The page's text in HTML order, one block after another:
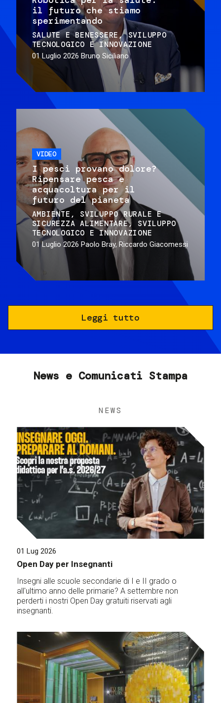
il futuro che stiamo
sperimentando
SALUTE E BENESSERE
SVILUPPO
TECNOLOGICO E INNOVAZIONE
01 Luglio 2026 Bruno Siciliano
VIDEO
I pesci provano dolore?
Ripensare pesca e
acquacoltura per il
futuro del pianeta
AMBIENTE
SVILUPPO RURALE E
SICUREZZA ALIMENTARE
SVILUPPO
TECNOLOGICO E INNOVAZIONE
01 Luglio 2026 Paolo Bray, Riccardo Giacomessi
Leggi tutto
News e Comunicati Stampa
NEWS
01 Lug 2026
Open Day per Insegnanti
Insegni alle scuole secondarie di I e II grado o
all'ultimo anno delle primarie? A settembre non
perderti i nostri Open Day gratuiti riservati agli
insegnanti.